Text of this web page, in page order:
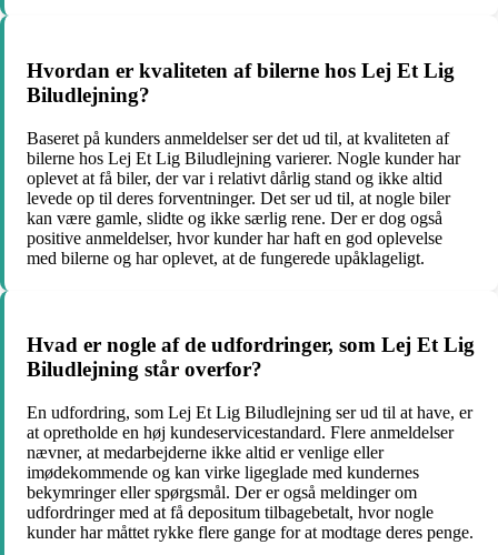
Hvordan er kvaliteten af bilerne hos Lej Et Lig
Biludlejning?
Baseret på kunders anmeldelser ser det ud til, at kvaliteten af
bilerne hos Lej Et Lig Biludlejning varierer. Nogle kunder har
oplevet at få biler, der var i relativt dårlig stand og ikke altid
levede op til deres forventninger. Det ser ud til, at nogle biler
kan være gamle, slidte og ikke særlig rene. Der er dog også
positive anmeldelser, hvor kunder har haft en god oplevelse
med bilerne og har oplevet, at de fungerede upåklageligt.
Hvad er nogle af de udfordringer, som Lej Et Lig
Biludlejning står overfor?
En udfordring, som Lej Et Lig Biludlejning ser ud til at have, er
at opretholde en høj kundeservicestandard. Flere anmeldelser
nævner, at medarbejderne ikke altid er venlige eller
imødekommende og kan virke ligeglade med kundernes
bekymringer eller spørgsmål. Der er også meldinger om
udfordringer med at få depositum tilbagebetalt, hvor nogle
kunder har måttet rykke flere gange for at modtage deres penge.